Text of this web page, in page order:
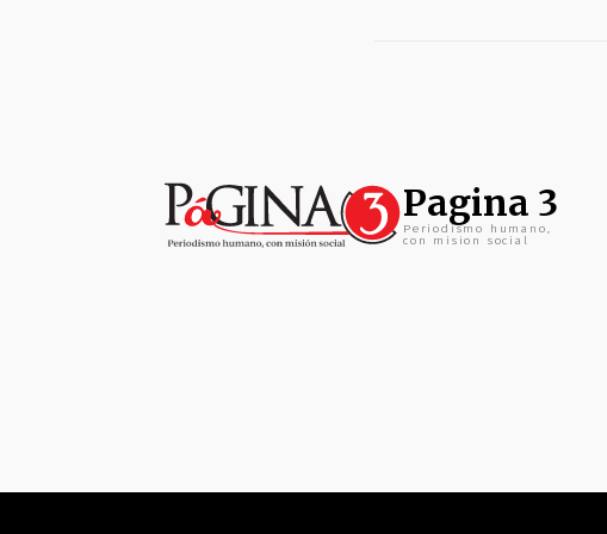
Pagina 3
Periodismo humano,
con mision social